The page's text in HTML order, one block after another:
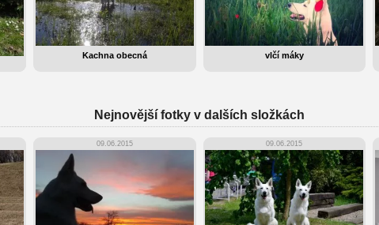
Kachna obecná vlčí máky
Nejnovější fotky v dalších složkách
09.06.2015 09.06.2015